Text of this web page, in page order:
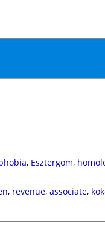
, Esztergom,
, revenue, associate,